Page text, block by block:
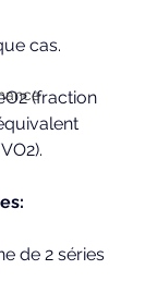
cas.
(fraction
de 2 séries